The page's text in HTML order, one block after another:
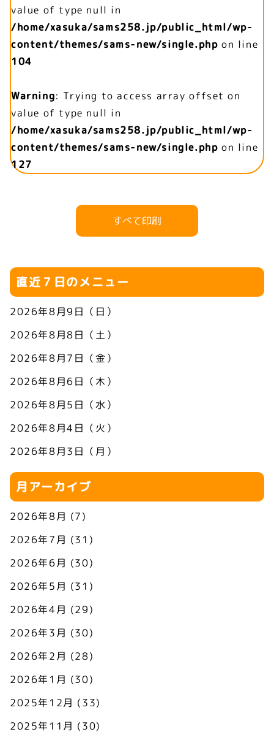
value of type null in
/home/xasuka/sams258.jp/public_html/wp-
content/themes/sams-new/single.php on line
104
Warning: Trying to access array offset on
value of type null in
/home/xasuka/sams258.jp/public_html/wp-
content/themes/sams-new/single.php on line
127
すべて印刷
直近７日のメニュー
2026年8月9日（日）
2026年8月8日（土）
2026年8月7日（金）
2026年8月6日（木）
2026年8月5日（水）
2026年8月4日（火）
2026年8月3日（月）
月アーカイブ
2026年8月 (7)
2026年7月 (31)
2026年6月 (30)
2026年5月 (31)
2026年4月 (29)
2026年3月 (30)
2026年2月 (28)
2026年1月 (30)
2025年12月 (33)
2025年11月 (30)